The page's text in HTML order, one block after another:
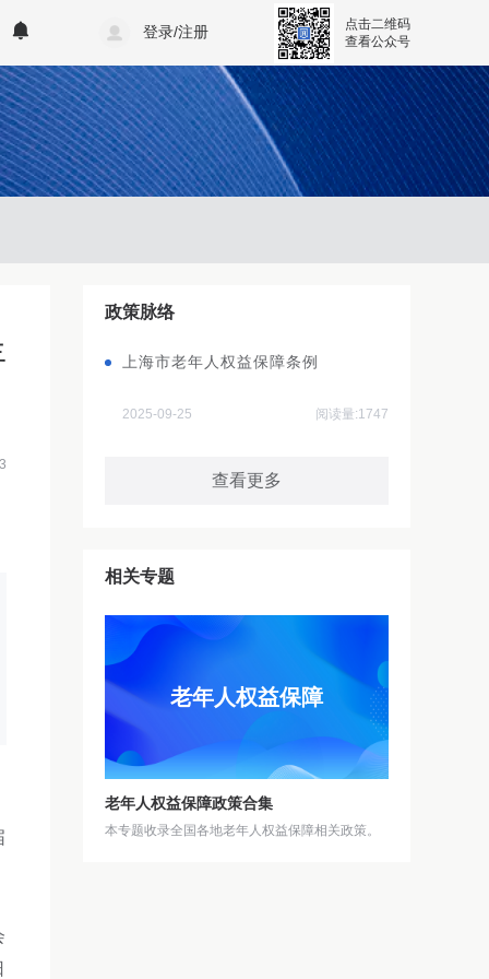
登录/注册
点击二维码
查看公众号
政策脉络
上海市老年人权益保障条例
2025-09-25 阅读量:1747
查看更多
相关专题
老年人权益保障
老年人权益保障政策合集
本专题收录全国各地老年人权益保障相关政策。